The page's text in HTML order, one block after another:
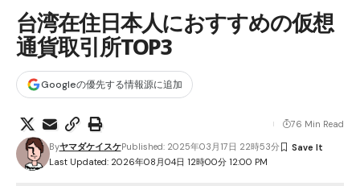
台湾在住日本人におすすめの仮想
通貨取引所TOP3
Googleの優先する情報源に追加
Last Updated: 2026年08月04日 12時00分 12:00 PM
ByヤマダケイスケPublished: 2025年03月17日 22時53分
76 Min Read